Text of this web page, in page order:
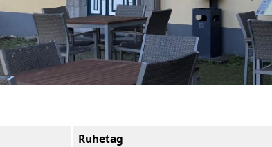
Ruhetag